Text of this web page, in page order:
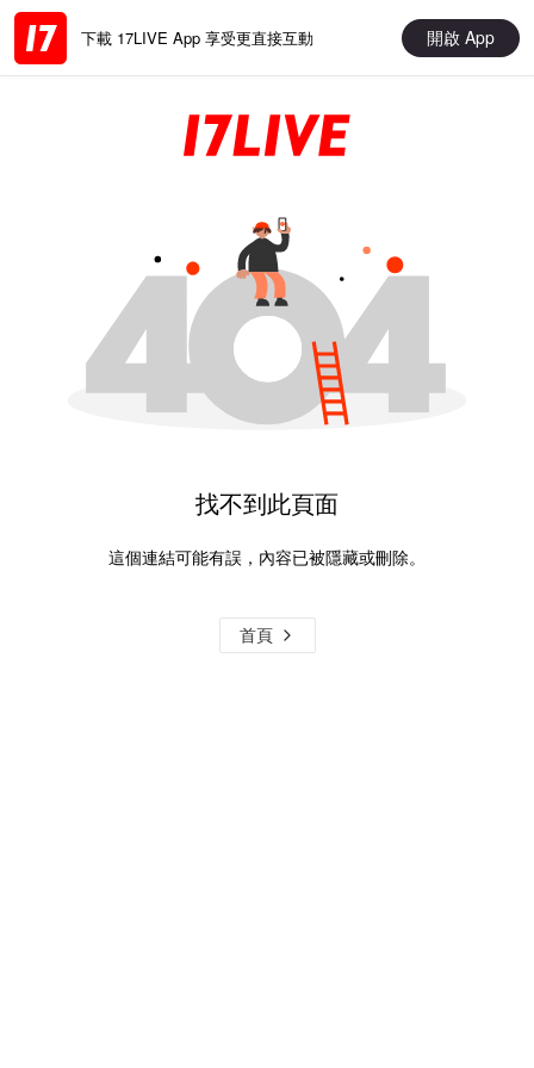
下載 17LIVE App 享受更直接互動 開啟 App
找不到此頁面
這個連結可能有誤，內容已被隱藏或刪除。
首頁